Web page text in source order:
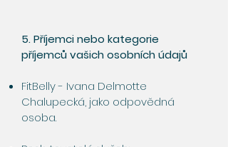
5. Příjemci nebo kategorie
příjemců vašich osobních údajů
FitBelly - Ivana Delmotte
Chalupecká, jako odpovědná
osoba.